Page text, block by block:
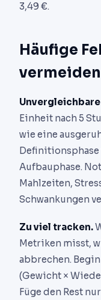
3,49 €.
Häufige
Einheit nach 5
wie eine
Aufbauphase.
Mahlzeiten,
Schwankungen
Zu viel tracken.
Metriken misst,
abbrechen.
(Gewicht ×
Füge den Rest